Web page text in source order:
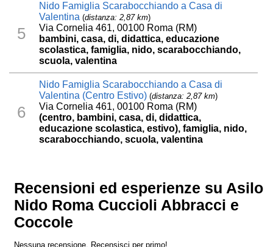
5
Nido Famiglia Scarabocchiando a Casa di
Valentina (distanza: 2,87 km)
Via Cornelia 461, 00100 Roma (RM)
bambini, casa, di, didattica, educazione
scolastica, famiglia, nido, scarabocchiando,
scuola, valentina
6
Nido Famiglia Scarabocchiando a Casa di
Valentina (Centro Estivo) (distanza: 2,87 km)
Via Cornelia 461, 00100 Roma (RM)
(centro, bambini, casa, di, didattica,
educazione scolastica, estivo), famiglia, nido,
scarabocchiando, scuola, valentina
Recensioni ed esperienze su Asilo
Nido Roma Cuccioli Abbracci e
Coccole
Nessuna recensione. Recensisci per primo!